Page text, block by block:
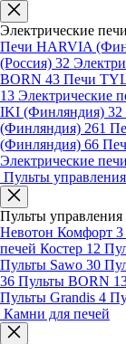
Электрические печи
Печи HARVIA
(Россия) 32
BORN 43 Печи
13 Электрические
IKI (Финляндия) 32
(Финляндия) 261
(Финляндия) 66
Электрические
Пульты управления
Пульты управления
Невотон Комфорт 3
печей Костер 12
Пульты Sawo 30
36 Пульты BORN
Пульты Grandis 4
Камни для печей